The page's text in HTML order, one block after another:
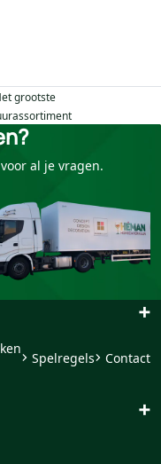
grootste
al je vragen.
+
Spelregels Contact
+